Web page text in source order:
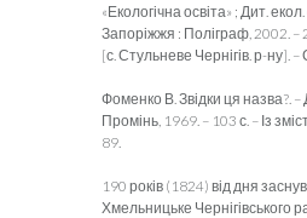
«Екологічна освіта» ; Дит.
Запоріжжя : Поліграф, 2002. –
[с. Стульневе Чернігів. р-ну]. –
Фоменко В. Звідки ця назва?. –
Промінь, 1969. – 103 с. – Із
89.
190 років (1824) від дня
Хмельницьке Чернігівського